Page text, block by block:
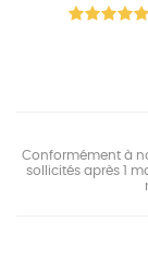
Conformément à
sollicités après 1